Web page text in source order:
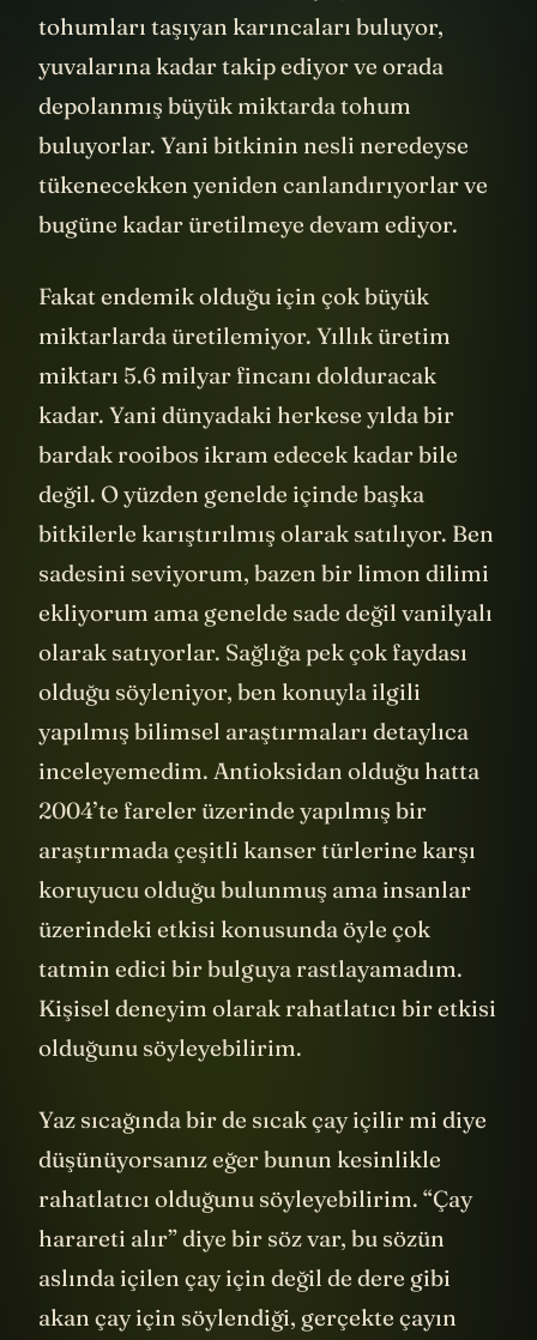
tohumları taşıyan karıncaları buluyor,
yuvalarına kadar takip ediyor ve orada
depolanmış büyük miktarda tohum
buluyorlar. Yani bitkinin nesli neredeyse
tükenecekken yeniden canlandırıyorlar ve
bugüne kadar üretilmeye devam ediyor.
Fakat endemik olduğu için çok büyük
miktarlarda üretilemiyor. Yıllık üretim
miktarı 5.6 milyar fincanı dolduracak
kadar. Yani dünyadaki herkese yılda bir
bardak rooibos ikram edecek kadar bile
değil. O yüzden genelde içinde başka
bitkilerle karıştırılmış olarak satılıyor. Ben
sadesini seviyorum, bazen bir limon dilimi
ekliyorum ama genelde sade değil vanilyalı
olarak satıyorlar. Sağlığa pek çok faydası
olduğu söyleniyor, ben konuyla ilgili
yapılmış bilimsel araştırmaları detaylıca
inceleyemedim. Antioksidan olduğu hatta
2004’te fareler üzerinde yapılmış bir
araştırmada çeşitli kanser türlerine karşı
koruyucu olduğu bulunmuş ama insanlar
üzerindeki etkisi konusunda öyle çok
tatmin edici bir bulguya rastlayamadım.
Kişisel deneyim olarak rahatlatıcı bir etkisi
olduğunu söyleyebilirim.
Yaz sıcağında bir de sıcak çay içilir mi diye
düşünüyorsanız eğer bunun kesinlikle
rahatlatıcı olduğunu söyleyebilirim. “Çay
harareti alır” diye bir söz var, bu sözün
aslında içilen çay için değil de dere gibi
akan çay için söylendiği, gerçekte çayın